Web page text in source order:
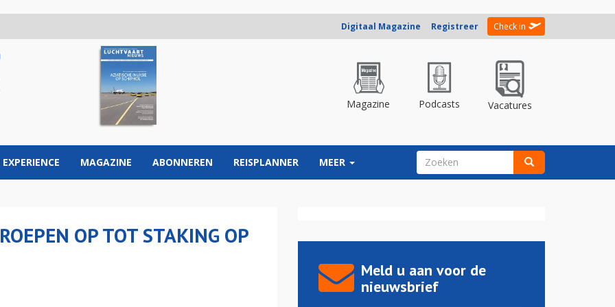
Digitaal Magazine Registreer Check in
Magazine Podcasts Vacatures
EXPERIENCE MAGAZINE ABONNEREN REISPLANNER MEER ZOEKVELD
OP TOT STAKING OP
Meld u aan voor de
nieuwsbrief